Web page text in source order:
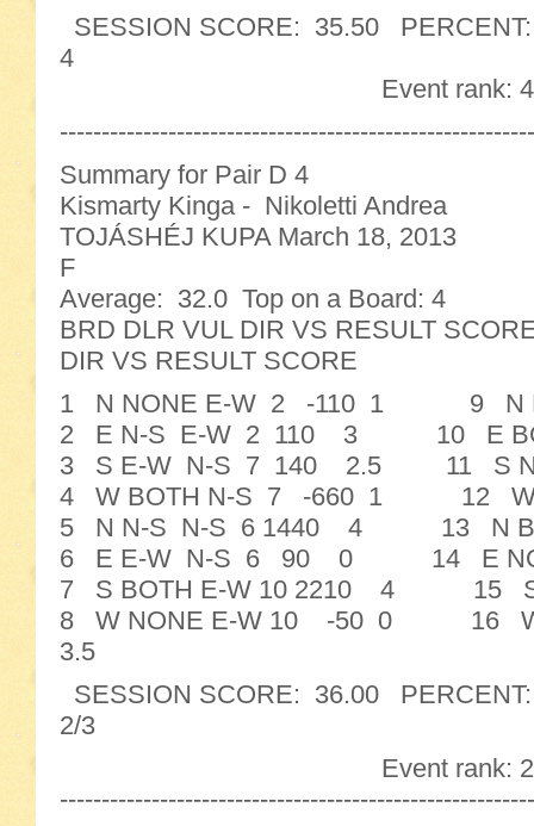
SESSION SCORE: 35.50
4
Event rank: 4
Summary for Pair D 4
Kismarty Kinga - Nikoletti Andrea
TOJÁSHÉJ KUPA March 18, 2013
F
Average: 32.0 Top on a Board: 4
BRD DLR VUL DIR VS RESULT
DIR VS RESULT SCORE
1 N NONE E-W 2 -110 1 9 N
2 E N-S E-W 2 110 3 10 E
3 S E-W N-S 7 140 2.5 11 S
4 W BOTH N-S 7 -660 1 12 W
5 N N-S N-S 6 1440 4 13 N
6 E E-W N-S 6 90 0 14 E
7 S BOTH E-W 10 2210 4 15
8 W NONE E-W 10 -50 0 16
3.5
SESSION SCORE: 36.00
2/3
Event rank: 2/